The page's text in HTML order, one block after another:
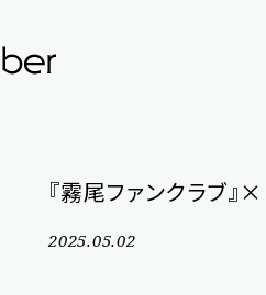
『霧尾ファンクラブ
2025.05.02